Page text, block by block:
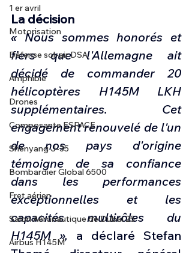
1 er avril
Motorisation
Défense sol-air DSA
Amphibie
Drones
Composante ESPACE
Shenyang J-35
Bombardier Global 6500
Fret aérien
Salon Aéronautique de Dubaï 25
Airbus H145M
La décision
« Nous sommes honorés et
fiers que l'Allemagne ait
décidé de commander 20
hélicoptères H145M LKH
supplémentaires. Cet
engagement renouvelé de l'un
de nos pays d'origine
témoigne de sa confiance
dans les performances
exceptionnelles et les
capacités multirôles du
H145M », a déclaré Stefan